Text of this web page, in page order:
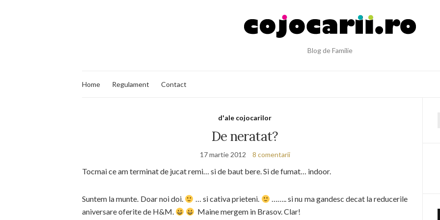
Blog de Familie
Home Regulament Contact
d'ale cojocarilor
De neratat?
17 martie 2012 8 comentarii
Tocmai ce am terminat de jucat remi… si de baut bere. Si de fumat… indoor.
Suntem la munte. Doar noi doi. … si cativa prieteni.
…….. si nu ma gandesc decat la reducerile
aniversare oferite de H&M.
Maine mergem in Brasov. Clar!